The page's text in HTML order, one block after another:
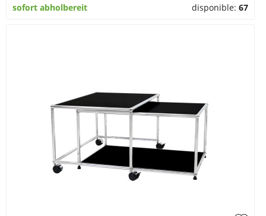
sofort abholbereit disponible:67